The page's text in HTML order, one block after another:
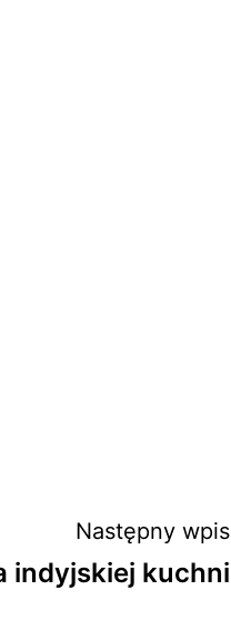
Następny wpis
indyjskiej kuchni